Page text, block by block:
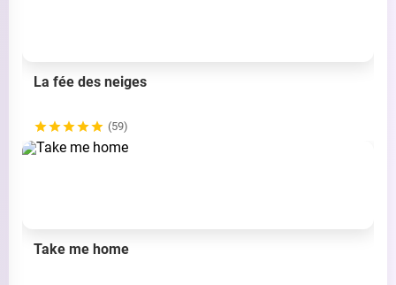
La fée des neiges
(59)
Take me home